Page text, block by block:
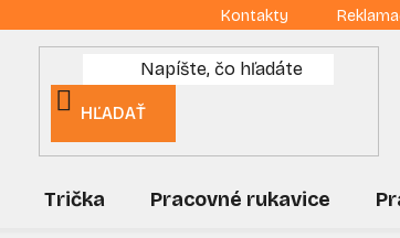
Kontakty
HĽADAŤ
Trička Pracovné rukavice